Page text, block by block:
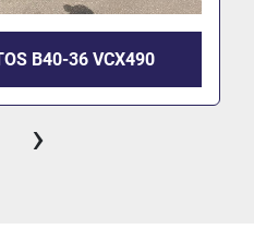
B40-36 VCX490
›